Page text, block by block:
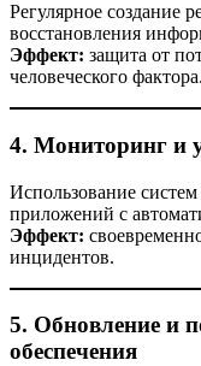
Регулярное создание
восстановления
Эффект: защита от
человеческого фактора.
4. Мониторинг и
Использование
приложений с
Эффект:
инцидентов.
5. Обновление и
обеспечения